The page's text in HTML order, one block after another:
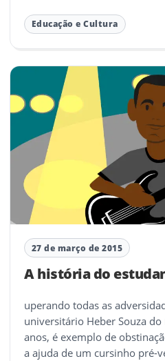
Educação e Cultura
27 de março de 2015
A história do
uperando todas as
universitário Heber Souza
anos, é exemplo de
a ajuda de um cursinho pré-